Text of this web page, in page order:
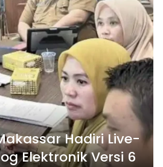
Hadiri Live-
Elektronik Versi 6